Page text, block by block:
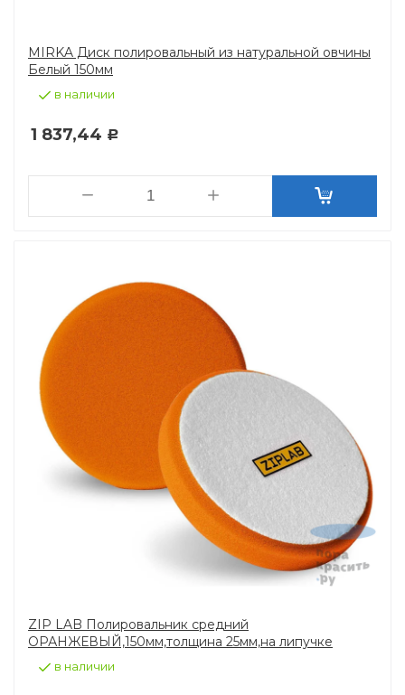
MIRKA Диск полировальный из натуральной овчины
Белый 150мм
в наличии
1 837,44 Р
ZIP LAB Полировальник средний
ОРАНЖЕВЫЙ,150мм,толщина 25мм,на липучке
в наличии